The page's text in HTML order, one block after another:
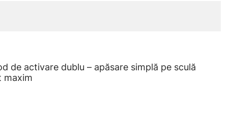
activare dublu – apăsare simplă pe sculă
maxim